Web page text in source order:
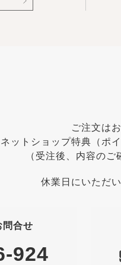
ご注文は
ットショップ特典（ポ
（受注後、内容の
休業日にいただ
問合せ
924